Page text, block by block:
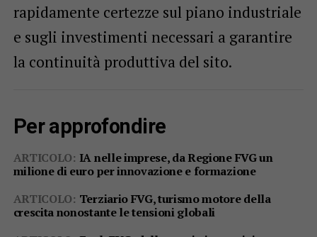
rapidamente certezze sul piano industriale
e sugli investimenti necessari a garantire
la continuità produttiva del sito.
Per approfondire
ARTICOLO: IA nelle imprese, da Regione FVG un
milione di euro per innovazione e formazione
ARTICOLO: Terziario FVG, turismo motore della
crescita nonostante le tensioni globali